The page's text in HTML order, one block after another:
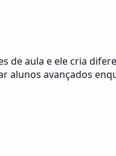
de aula e ele cria
alunos avançados